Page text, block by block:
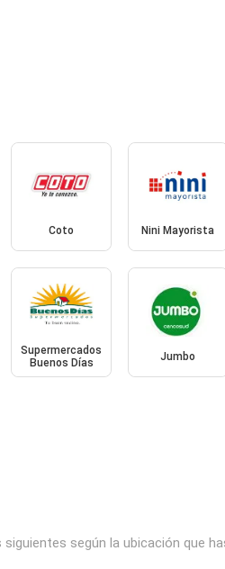
Coto Nini Mayorista
Supermercados
Buenos Días
Jumbo
según la ubicación que